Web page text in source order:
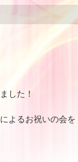
した！
よるお祝いの会を